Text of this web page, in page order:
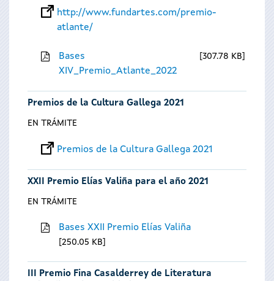
http://www.fundartes.com/premio-
atlante/
Bases
XIV_Premio_Atlante_2022
307.78 KB
Premios de la Cultura Gallega 2021
EN TRÁMITE
Premios de la Cultura Gallega 2021
XXII Premio Elías Valiña para el año 2021
EN TRÁMITE
Bases XXII Premio Elías Valiña
250.05 KB
III Premio Fina Casalderrey de Literatura